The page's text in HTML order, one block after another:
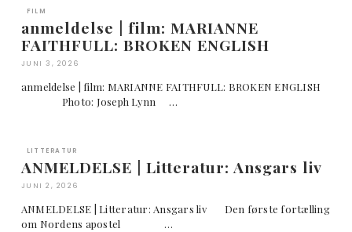
FILM
anmeldelse | film: MARIANNE
FAITHFULL: BROKEN ENGLISH
JUNI 3, 2026
anmeldelse | film: MARIANNE FAITHFULL: BROKEN ENGLISH
Photo: Joseph Lynn …
LITTERATUR
ANMELDELSE | Litteratur: Ansgars liv
JUNI 2, 2026
ANMELDELSE | Litteratur: Ansgars liv Den første fortælling
om Nordens apostel …